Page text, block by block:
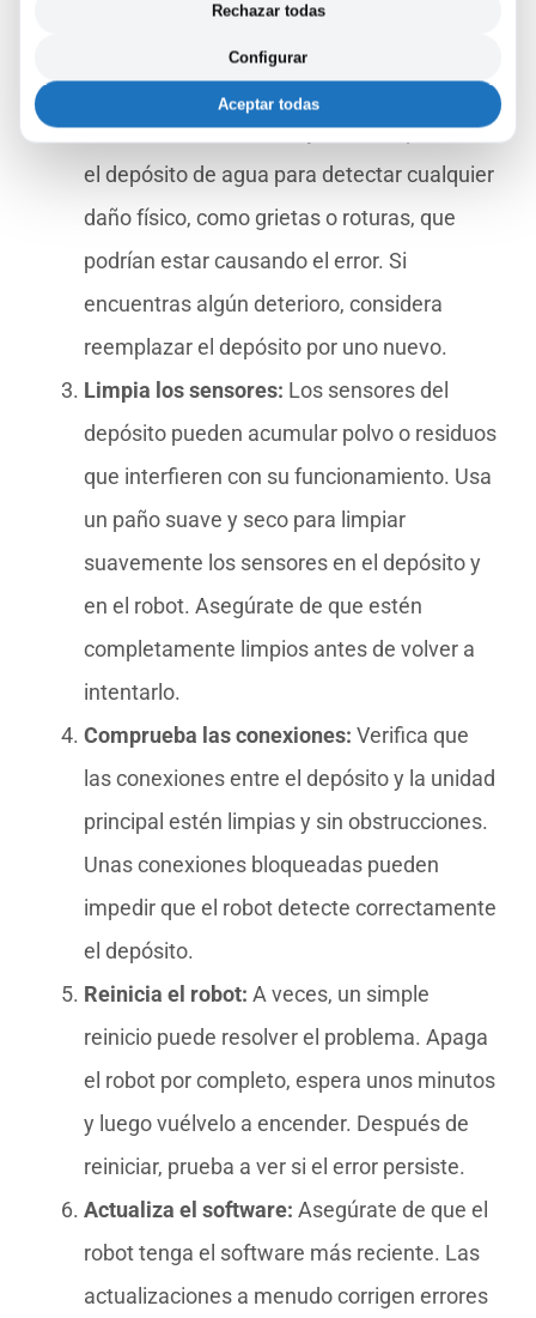
asegurándote de que encaje
correctamente.
Revisa el estado del depósito:Inspecciona
el depósito de agua para detectar cualquier
daño físico, como grietas o roturas, que
podrían estar causando el error. Si
encuentras algún deterioro, considera
reemplazar el depósito por uno nuevo.
Limpia los sensores: Los sensores del
depósito pueden acumular polvo o residuos
que interfieren con su funcionamiento. Usa
un paño suave y seco para limpiar
suavemente los sensores en el depósito y
en el robot. Asegúrate de que estén
completamente limpios antes de volver a
intentarlo.
Comprueba las conexiones: Verifica que
las conexiones entre el depósito y la unidad
principal estén limpias y sin obstrucciones.
Unas conexiones bloqueadas pueden
impedir que el robot detecte correctamente
el depósito.
Reinicia el robot: A veces, un simple
reinicio puede resolver el problema. Apaga
el robot por completo, espera unos minutos
y luego vuélvelo a encender. Después de
reiniciar, prueba a ver si el error persiste.
Actualiza el software: Asegúrate de que el
robot tenga el software más reciente. Las
actualizaciones a menudo corrigen errores
Rechazar todas
Configurar
Aceptar todas